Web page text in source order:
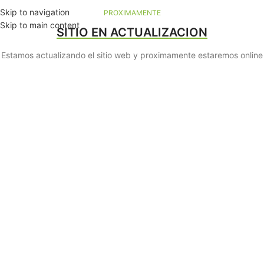
Skip to navigation
Skip to main content
PROXIMAMENTE
SITIO EN ACTUALIZACION
Estamos actualizando el sitio web y proximamente estaremos online